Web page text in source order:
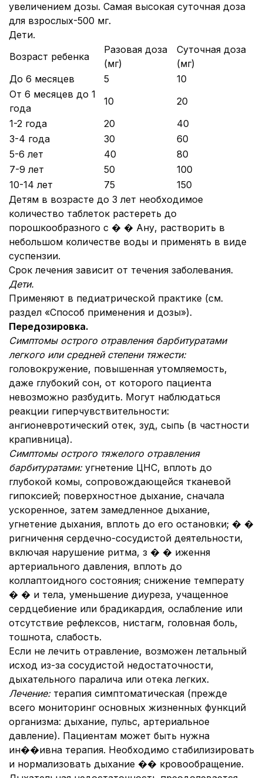
увеличением дозы. Самая высокая суточная доза
для взрослых-500 мг.
Дети.
Возраст ребенка
Разовая доза
(мг)
Суточная доза
(мг)
До 6 месяцев
5
10
От 6 месяцев до 1
года
10
20
1-2 года
20
40
3-4 года
30
60
5-6 лет
40
80
7-9 лет
50
100
10-14 лет
75
150
Детям в возрасте до 3 лет необходимое
количество таблеток растереть до
порошкообразного с � � Ану, растворить в
небольшом количестве воды и применять в виде
суспензии.
Срок лечения зависит от течения заболевания.
Дети.
Применяют в педиатрической практике (см.
раздел «Способ применения и дозы»).
Передозировка.
Симптомы острого отравления барбитуратами
легкого или средней степени тяжести:
головокружение, повышенная утомляемость,
даже глубокий сон, от которого пациента
невозможно разбудить. Могут наблюдаться
реакции гиперчувствительности:
ангионевротический отек, зуд, сыпь (в частности
крапивница).
Симптомы острого тяжелого отравления
барбитуратами: угнетение ЦНС, вплоть до
глубокой комы, сопровождающейся тканевой
гипоксией; поверхностное дыхание, сначала
ускоренное, затем замедленное дыхание,
угнетение дыхания, вплоть до его остановки; � �
ригничення сердечно-сосудистой деятельности,
включая нарушение ритма, з � � иження
артериального давления, вплоть до
коллаптоидного состояния; снижение температу
� � и тела, уменьшение диуреза, учащенное
сердцебиение или брадикардия, ослабление или
отсутствие рефлексов, нистагм, головная боль,
тошнота, слабость.
Если не лечить отравление, возможен летальный
исход из-за сосудистой недостаточности,
дыхательного паралича или отека легких.
Лечение: терапия симптоматическая (прежде
всего мониторинг основных жизненных функций
организма: дыхание, пульс, артериальное
давление). Пациентам может быть нужна
ин��ивна терапия. Необходимо стабилизировать
и нормализовать дыхание �� кровообращение.